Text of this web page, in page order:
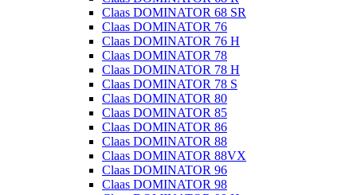
Claas DOMINATOR 68 SR
Claas DOMINATOR 76
Claas DOMINATOR 76 H
Claas DOMINATOR 78
Claas DOMINATOR 78 H
Claas DOMINATOR 78 S
Claas DOMINATOR 80
Claas DOMINATOR 85
Claas DOMINATOR 86
Claas DOMINATOR 88
Claas DOMINATOR 88VX
Claas DOMINATOR 96
Claas DOMINATOR 98